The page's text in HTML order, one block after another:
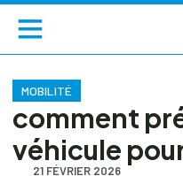
MOBILITÉ
comment
véhicule
21 FÉVRIER 2026